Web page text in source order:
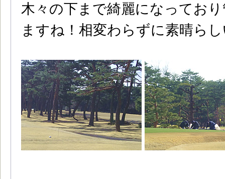
木々の下まで綺麗になってお
ますね！相変わらずに素晴ら